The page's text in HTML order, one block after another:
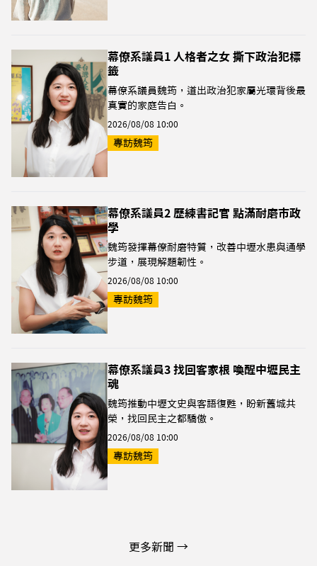
幕僚系議員1 人格者之女 撕下政治犯標
籤
幕僚系議員魏筠，道出政治犯家屬光環背後最
真實的家庭告白。
2026/08/08 10:00
專訪魏筠
幕僚系議員2 歷練書記官 點滿耐磨市政
學
魏筠發揮幕僚耐磨特質，改善中壢水患與通學
步道，展現解題韌性。
2026/08/08 10:00
專訪魏筠
幕僚系議員3 找回客家根 喚醒中壢民主
魂
魏筠推動中壢文史與客語復甦，盼新舊城共
榮，找回民主之都驕傲。
2026/08/08 10:00
專訪魏筠
更多新聞 →